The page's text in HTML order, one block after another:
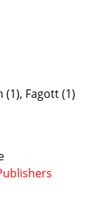
(1), Fagott (1)